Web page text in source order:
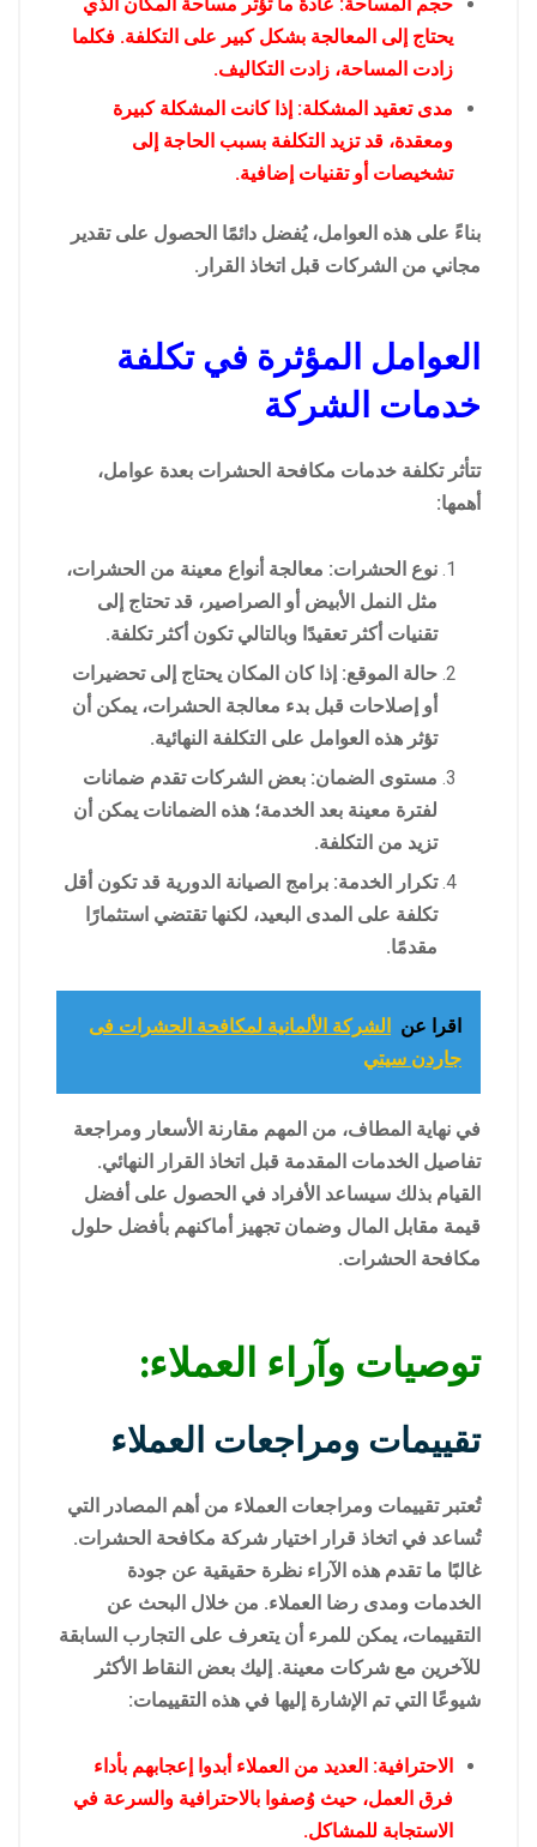
يحتاج إلى المعالجة بشكل كبير على التكلفة. فكلما
زادت المساحة، زادت التكاليف.
مدى تعقيد المشكلة: إذا كانت المشكلة كبيرة
ومعقدة، قد تزيد التكلفة بسبب الحاجة إلى
تشخيصات أو تقنيات إضافية.
بناءً على هذه العوامل، يُفضل دائمًا الحصول على تقدير
مجاني من الشركات قبل اتخاذ القرار.
العوامل المؤثرة في تكلفة
خدمات الشركة
تتأثر تكلفة خدمات مكافحة الحشرات بعدة عوامل،
أهمها:
نوع الحشرات: معالجة أنواع معينة من الحشرات،
مثل النمل الأبيض أو الصراصير، قد تحتاج إلى
تقنيات أكثر تعقيدًا وبالتالي تكون أكثر تكلفة.
حالة الموقع: إذا كان المكان يحتاج إلى تحضيرات
أو إصلاحات قبل بدء معالجة الحشرات، يمكن أن
تؤثر هذه العوامل على التكلفة النهائية.
مستوى الضمان: بعض الشركات تقدم ضمانات
لفترة معينة بعد الخدمة؛ هذه الضمانات يمكن أن
تزيد من التكلفة.
تكرار الخدمة: برامج الصيانة الدورية قد تكون أقل
تكلفة على المدى البعيد، لكنها تقتضي استثمارًا
مقدمًا.
اقرا عن الشركة الألمانية لمكافحة الحشرات فى
جاردن سيتي
في نهاية المطاف، من المهم مقارنة الأسعار ومراجعة
تفاصيل الخدمات المقدمة قبل اتخاذ القرار النهائي.
القيام بذلك سيساعد الأفراد في الحصول على أفضل
قيمة مقابل المال وضمان تجهيز أماكنهم بأفضل حلول
مكافحة الحشرات.
توصيات وآراء العملاء:
تقييمات ومراجعات العملاء
تُعتبر تقييمات ومراجعات العملاء من أهم المصادر التي
تُساعد في اتخاذ قرار اختيار شركة مكافحة الحشرات.
غالبًا ما تقدم هذه الآراء نظرة حقيقية عن جودة
الخدمات ومدى رضا العملاء. من خلال البحث عن
التقييمات، يمكن للمرء أن يتعرف على التجارب السابقة
للآخرين مع شركات معينة. إليك بعض النقاط الأكثر
شيوعًا التي تم الإشارة إليها في هذه التقييمات:
الاحترافية: العديد من العملاء أبدوا إعجابهم بأداء
فرق العمل، حيث وُصفوا بالاحترافية والسرعة في
الاستجابة للمشاكل.